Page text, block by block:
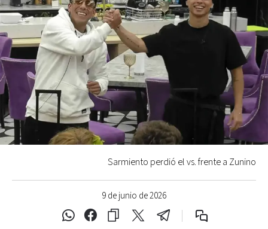
9 de junio de 2026
Sarmiento perdió el vs. frente a Zunino